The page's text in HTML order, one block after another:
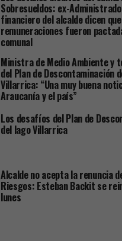
Sobresueldos: ex-
financiero del alcalde dicen
remuneraciones fueron
comunal
Ministra de Medio Ambiente y
del Plan de Descontaminación
Villarrica: “Una muy buena
Araucanía y el país”
Los desafíos del Plan de
del lago Villarrica
Alcalde no acepta la renuncia
Riesgos: Esteban Backit se
lunes